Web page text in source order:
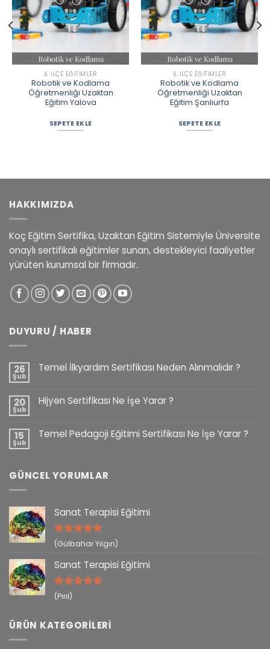
İL İLÇE EĞITIMLER
Robotik ve Kodlama
Öğretmenliği Uzaktan
Eğitim Yalova
SEPETE EKLE
İL İLÇE EĞITIMLER
Robotik ve Kodlama
Öğretmenliği Uzaktan
Eğitim Şanlıurfa
SEPETE EKLE
HAKKIMIZDA
Koç Eğitim Sertifika, Uzaktan Eğitim Sistemiyle Üniversite
onaylı sertifikalı eğitimler sunan, destekleyici faaliyetler
yürüten kurumsal bir firmadır.
DUYURU / HABER
26
Şub
Temel İlkyardım Sertifikası Neden Alınmalıdır ?
20
Şub
Hijyen Sertifikası Ne İşe Yarar ?
15
Şub
Temel Pedagoji Eğitimi Sertifikası Ne İşe Yarar ?
GÜNCEL YORUMLAR
Sanat Terapisi Eğitimi
5 üzerinden
(Gülbahar Yılgın)
Sanat Terapisi Eğitimi
5 üzerinden
(Pırıl)
ÜRÜN KATEGORILERI